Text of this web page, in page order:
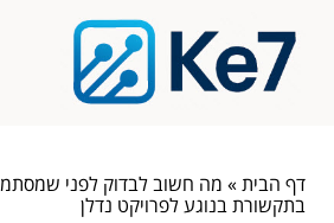
דף הבית» מה חשוב לבדוק לפני
בתקשורת בנוגע לפרויקט נדלן